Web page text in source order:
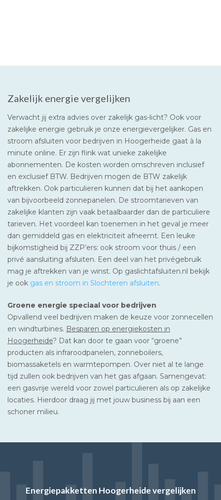
Zakelijk energie vergelijken
Verwacht jij extra advies over zakelijk gas-licht? Ook voor
zakelijke energie gebruik je onze energievergelijker. Gas en
stroom afsluiten voor bedrijven in Hoogerheide gaat à la
minute online. Er zijn flink wat unieke zakelijke
abonnementen. De kosten worden omschreven inclusief
en exclusief BTW. Bedrijven mogen de BTW zakelijk
aftrekken. Ook particulieren kunnen dat bij het aankopen
van bijvoorbeeld zonnepanelen. De stroomtarieven van
zakelijke klanten zijn vaak betaalbaarder dan de particuliere
tarieven. Het voordeel kan toenemen in het geval je meer
dan gemiddeld gas en elektriciteit afneemt. Een leuke
bijkomstigheid bij ZZP’ers: ook stroom voor thuis / een
privé aansluiting afsluiten. Een deel van het privégebruik
mag je aftrekken van je winst. Op gaslichtafsluiten.nl bekijk
je ook gas en stroom in Slochteren afsluiten.
Groene energie speciaal voor bedrijven
Opvallend veel bedrijven maken de keuze voor zonnecellen
en windturbines. Besparen op energiekosten in
Hoogerheide? Dat kan door te gaan voor “groene”
producten als infraroodpanelen, zonneboilers,
biomassaketels en warmtepompen. Over niet al te lange
tijd zullen ook bedrijven van het gas afgaan. Samengevat:
een gasvrije wereld voor zowel particulieren als op zakelijke
locaties. Hierdoor draag jij met jouw business bij aan een
schoner milieu.
Energiepakketten Hoogerheide vergelijken